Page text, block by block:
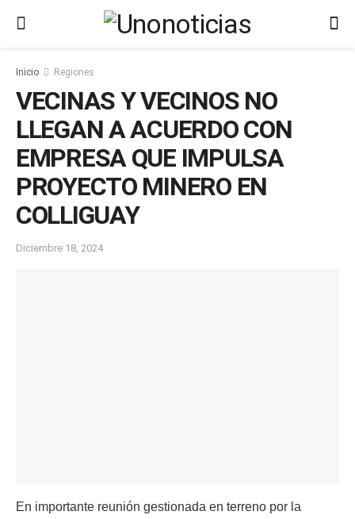
Inicio Regiones
VECINAS Y VECINOS NO
LLEGAN A ACUERDO CON
EMPRESA QUE IMPULSA
PROYECTO MINERO EN
COLLIGUAY
Diciembre 18, 2024
En importante reunión gestionada en terreno por la